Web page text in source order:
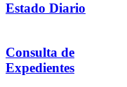
Estado Diario
Consulta de
Expedientes